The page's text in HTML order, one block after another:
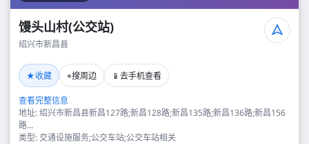
馒头山村(公交站)
绍兴市新昌县
★收藏 ⌖搜周边 📱 去手机查看
查看完整信息
地址: 绍兴市新昌县新昌127路;新昌128路;新昌135路;新昌136路;新昌156
路...
类型: 交通设施服务;公交车站;公交车站相关